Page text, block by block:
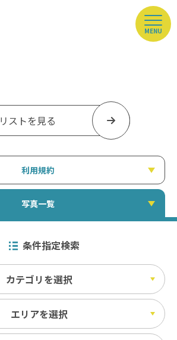
MENU
リストを見る
利用規約
写真一覧
条件指定検索
カテゴリを選択
エリアを選択